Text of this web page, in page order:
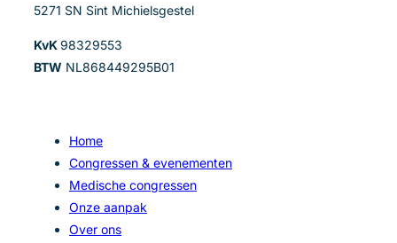
5271 SN Sint Michielsgestel
KvK98329553
BTW NL868449295B01
Home
Congressen & evenementen
Medische congressen
Onze aanpak
Over ons